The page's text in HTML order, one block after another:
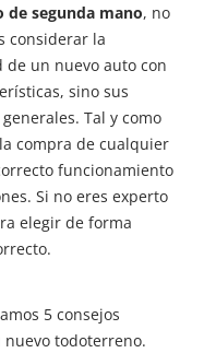
segunda mano, no
considerar la
un nuevo auto con
sino sus
Tal y como
compra de cualquier
funcionamiento
Si no eres experto
elegir de forma
5 consejos
todoterreno.